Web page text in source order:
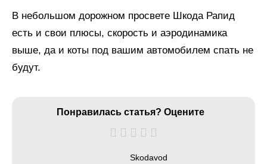
В небольшом дорожном просвете Шкода Рапид
есть и свои плюсы, скорость и аэродинамика
выше, да и коты под вашим автомобилем спать не
будут.
Понравилась статья? Оцените
Skodavod